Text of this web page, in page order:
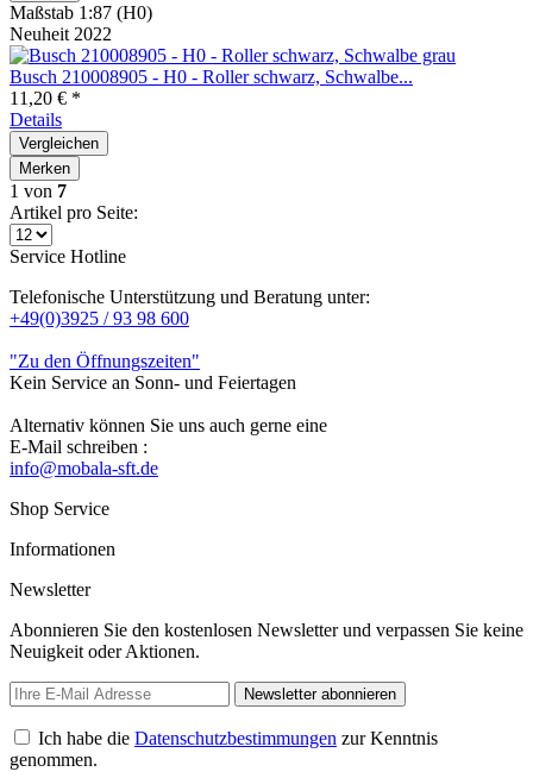
Maßstab 1:87 (H0)
Neuheit 2022
Busch 210008905 - H0 - Roller schwarz, Schwalbe...
11,20 € *
Details
Vergleichen
Merken
1 von 7
Artikel pro Seite:
Service Hotline
Telefonische Unterstützung und Beratung unter:
+49(0)3925 / 93 98 600
"Zu den Öffnungszeiten"
Kein Service an Sonn- und Feiertagen
Alternativ können Sie uns auch gerne eine
E-Mail schreiben :
info@mobala-sft.de
Shop Service
Informationen
Newsletter
Abonnieren Sie den kostenlosen Newsletter und verpassen Sie keine
Neuigkeit oder Aktionen.
Newsletter abonnieren
Ich habe die Datenschutzbestimmungen zur Kenntnis
genommen.